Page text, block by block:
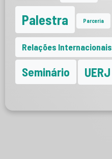
Palestra Parceria
Relações Internacionais
Seminário UERJ